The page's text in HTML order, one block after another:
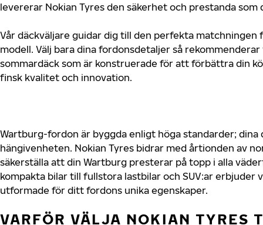
levererar Nokian Tyres den säkerhet och prestanda
Vår däckväljare guidar dig till den perfekta matchningen
modell. Välj bara dina fordonsdetaljer så
sommardäck som är konstruerade för att förbättra din
finsk kvalitet och innovation.
Wartburg-fordon är byggda enligt höga standarder; dina
hängivenheten. Nokian Tyres bidrar med årtionden av
säkerställa att din Wartburg presterar på topp i alla
kompakta bilar till fullstora lastbilar och SUV:ar erbjuder
utformade för ditt fordons unika egenskaper.
VARFÖR VÄLJA NOKIAN TYRES